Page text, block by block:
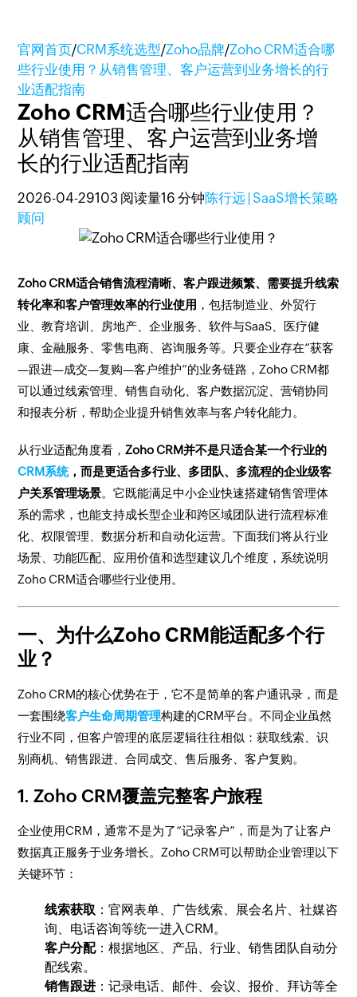
官网首页/CRM系统选型/Zoho品牌/Zoho CRM适合哪
些行业使用？从销售管理、客户运营到业务增长的行
业适配指南
Zoho CRM适合哪些行业使用？
从销售管理、客户运营到业务增
长的行业适配指南
2026-04-29103 阅读量16 分钟陈行远 | SaaS增长策略
顾问
Zoho CRM适合销售流程清晰、客户跟进频繁、需要提升线索
转化率和客户管理效率的行业使用 ，包括制造业、外贸行
业、教育培训、房地产、企业服务、软件与SaaS、医疗健
康、金融服务、零售电商、咨询服务等。只要企业存在“获客
—跟进—成交—复购—客户维护”的业务链路，Zoho CRM都
可以通过线索管理、销售自动化、客户数据沉淀、营销协同
和报表分析，帮助企业提升销售效率与客户转化能力。
从行业适配角度看，Zoho CRM并不是只适合某一个行业的
CRM系统，而是更适合多行业、多团队、多流程的企业级客
户关系管理场景。它既能满足中小企业快速搭建销售管理体
系的需求，也能支持成长型企业和跨区域团队进行流程标准
化、权限管理、数据分析和自动化运营。下面我们将从行业
场景、功能匹配、应用价值和选型建议几个维度，系统说明
Zoho CRM适合哪些行业使用。
一、为什么Zoho CRM能适配多个行
业？
Zoho CRM的核心优势在于，它不是简单的客户通讯录，而是
一套围绕客户生命周期管理构建的CRM平台。不同企业虽然
行业不同，但客户管理的底层逻辑往往相似：获取线索、识
别商机、销售跟进、合同成交、售后服务、客户复购。
1. Zoho CRM覆盖完整客户旅程
企业使用CRM，通常不是为了“记录客户”，而是为了让客户
数据真正服务于业务增长。Zoho CRM可以帮助企业管理以下
关键环节：
线索获取 ：官网表单、广告线索、展会名片、社媒咨
询、电话咨询等统一进入CRM。
客户分配：根据地区、产品、行业、销售团队自动分
配线索。
销售跟进 ：记录电话、邮件、会议、报价、拜访等全